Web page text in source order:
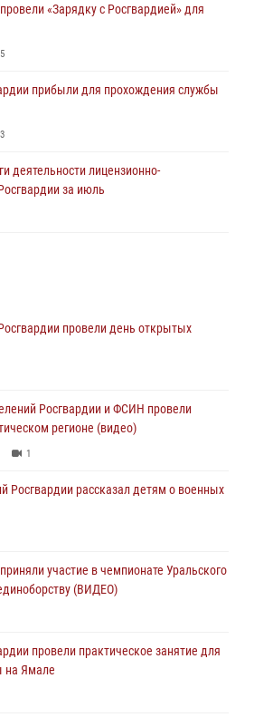
«Зарядку с Росгвардией» для
5
прибыли для прохождения службы
3
деятельности лицензионно-
за июль
выступил на Всероссийском
форуме «Территория смыслов»
России генерал армии Виктор Золотов
тыла с профессиональным
боевое мастерство на Ямале
провели практическое занятие для
на Ямале
провели день открытых
Росгвардии и ФСИН провели
регионе (видео)
1
Росгвардии рассказал детям о военных
участие в чемпионате Уральского
(ВИДЕО)
провели практическое занятие для
на Ямале